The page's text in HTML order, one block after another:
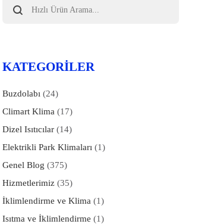
search
KATEGORILER
Buzdolabı (24)
Climart Klima (17)
Dizel Isıtıcılar (14)
Elektrikli Park Klimaları (1)
Genel Blog (375)
Hizmetlerimiz (35)
İklimlendirme ve Klima (1)
Isıtma ve İklimlendirme (1)